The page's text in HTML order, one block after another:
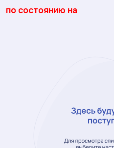
по состоянию на